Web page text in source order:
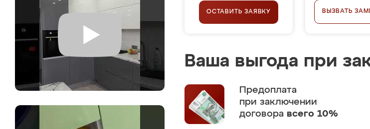
ОСТАВИТЬ ЗАЯВКУ ВЫЗВАТЬ
Ваша выгода при
Предоплата
при заключении
договора всего 10%